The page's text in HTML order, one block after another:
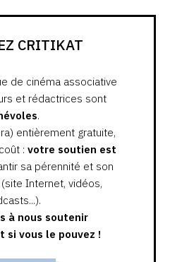
CRITIKAT
de cinéma associative
et rédactrices sont
.
entièrement gratuite,
: votre soutien est
sa pérennité et son
Internet, vidéos,
à nous soutenir
si vous le pouvez !